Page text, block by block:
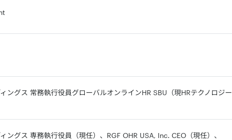
ングス 常務執行役員グローバルオンラインHR SBU（現HRテクノロジー
ングス 専務執行役員（現任）、RGF OHR USA, Inc. CEO（現任）、